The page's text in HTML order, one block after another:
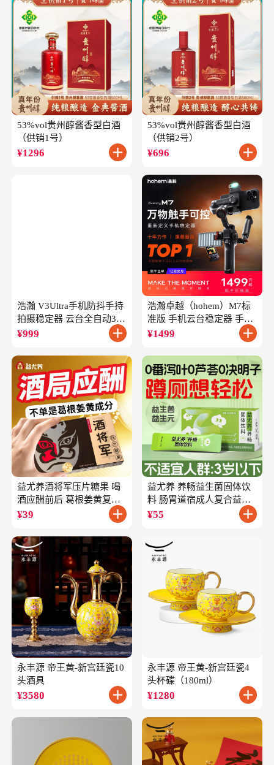
53%vol贵州醇酱香型白酒
（供销1号）
¥1296
53%vol贵州醇酱香型白酒
（供销2号）
¥696
浩瀚 V3Ultra手机防抖手持
拍摄稳定器 云台全自动360
度旋转跟拍 户外直播短视
¥999
浩瀚卓越（hohem）M7标
准版 手机云台稳定器 手持
云台正交三轴防抖 直播支
¥1499
益尤养酒将军压片糖果 喝
酒应酬前后 葛根姜黄复合
成分
¥39
益尤养 养畅益生菌固体饮
料 肠胃道宿成人复合益生
元
¥55
永丰源 帝王黄-新宫廷瓷10
头酒具
¥3580
永丰源 帝王黄-新宫廷瓷4
头杯碟（180ml）
¥1280